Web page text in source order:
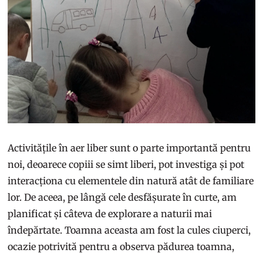
Activitățile în aer liber sunt o parte importantă pentru
noi, deoarece copiii se simt liberi, pot investiga și pot
interacționa cu elementele din natură atât de familiare
lor. De aceea, pe lângă cele desfășurate în curte, am
planificat și câteva de explorare a naturii mai
îndepărtate. Toamna aceasta am fost la cules ciuperci,
ocazie potrivită pentru a observa pădurea toamna,